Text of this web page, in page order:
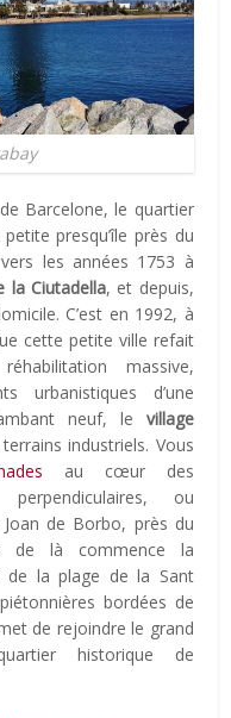
Barcelone, le quartier
presqu’île près du
les années 1753 à
la Ciutadella, et depuis,
C’est en 1992, à
cette petite ville refait
massive,
urbanistiques d’une
neuf, le village
industriels. Vous
au cœur des
ou
de Borbo, près du
de là commence la
de la plage de la Sant
bordées de
de rejoindre le grand
historique de